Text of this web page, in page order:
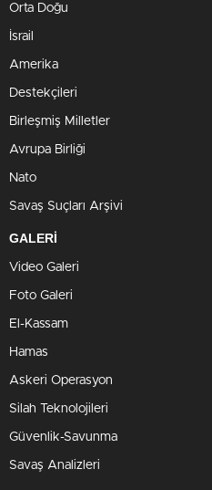
Orta Doğu
İsrail
Amerika
Destekçileri
Birleşmiş Milletler
Avrupa Birliği
Nato
Savaş Suçları Arşivi
GALERİ
Video Galeri
Foto Galeri
El-Kassam
Hamas
Askeri Operasyon
Silah Teknolojileri
Güvenlik-Savunma
Savaş Analizleri